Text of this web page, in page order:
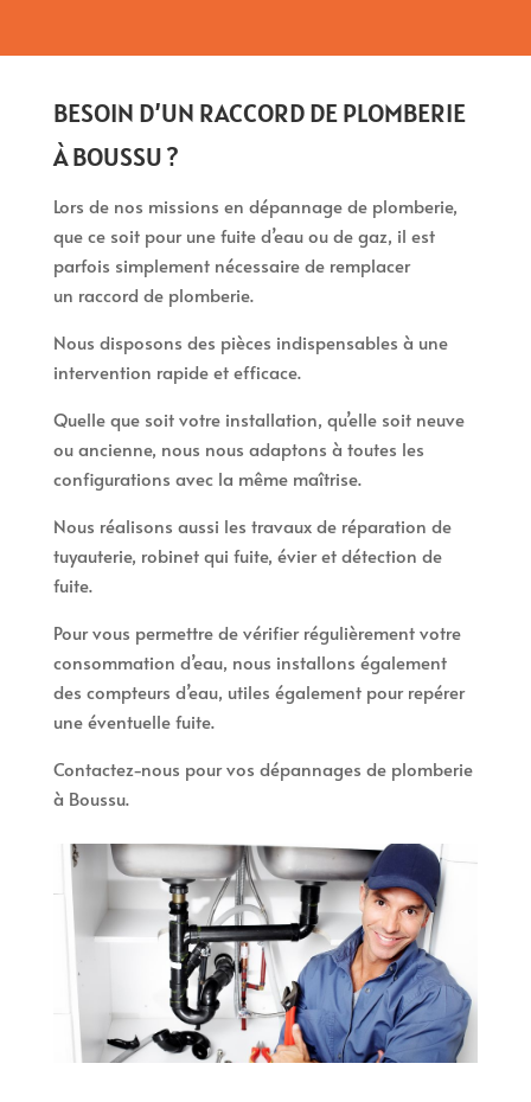
BESOIN D’UN RACCORD DE PLOMBERIE
À BOUSSU ?
Lors de nos missions en dépannage de plomberie,
que ce soit pour une fuite d’eau ou de gaz, il est
parfois simplement nécessaire de remplacer
un raccord de plomberie.
Nous disposons des pièces indispensables à une
intervention rapide et efficace.
Quelle que soit votre installation, qu’elle soit neuve
ou ancienne, nous nous adaptons à toutes les
configurations avec la même maîtrise.
Nous réalisons aussi les travaux de réparation de
tuyauterie, robinet qui fuite, évier et détection de
fuite.
Pour vous permettre de vérifier régulièrement votre
consommation d’eau, nous installons également
des compteurs d’eau, utiles également pour repérer
une éventuelle fuite.
Contactez-nous pour vos dépannages de plomberie
à Boussu.